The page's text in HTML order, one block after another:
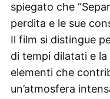
spiegato che
perdita e le sue
Il film si distingue
di tempi dilatati e
elementi che
un’atmosfera